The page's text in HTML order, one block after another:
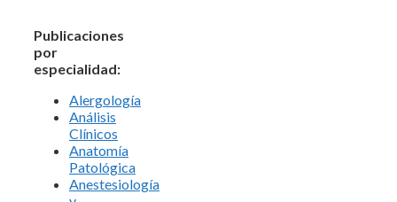
Publicaciones
por
especialidad:
Alergología
Análisis
Clínicos
Anatomía
Patológica
Anestesiología